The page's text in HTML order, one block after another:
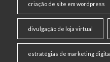
criação de site em wordpress
divulgação de loja virtual
estratégias de marketing digital